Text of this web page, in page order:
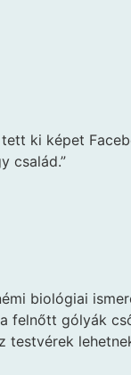
ki képet
család.”
biológiai
felnőtt gólyák
testvérek